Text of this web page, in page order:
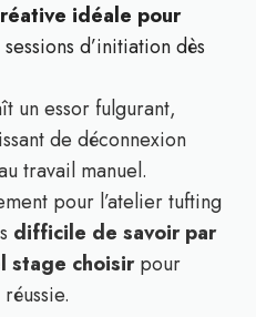
idéale pour
d’initiation dès
un essor fulgurant,
de déconnexion
travail manuel.
pour l’atelier tufting
difficile de savoir par
stage choisirpour